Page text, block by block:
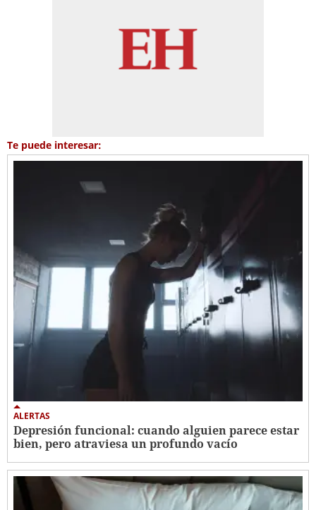
Te puede interesar:
ALERTAS
Depresión funcional: cuando alguien parece estar
bien, pero atraviesa un profundo vacío